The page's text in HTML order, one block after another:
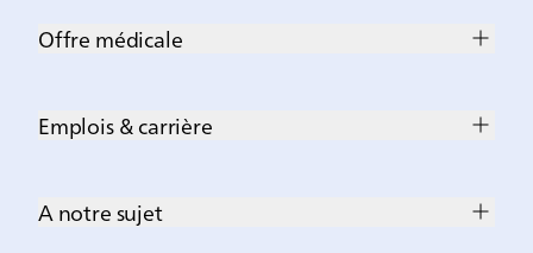
Offre médicale
Emplois & carrière
A notre sujet